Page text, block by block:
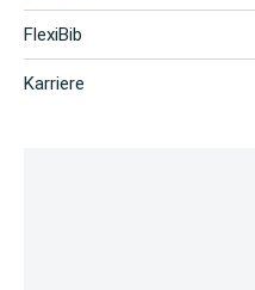
FlexiBib
Karriere